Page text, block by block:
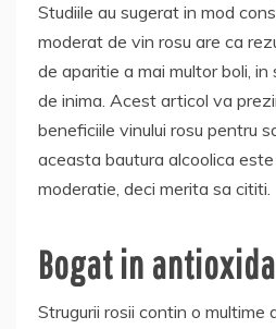
Studiile au sugerat in mod
moderat de vin rosu are ca
de aparitie a mai multor boli,
de inima. Acest articol va
beneficiile vinului rosu pentru
aceasta bautura alcoolica
moderatie, deci merita sa cititi.
Bogat in
Strugurii rosii contin o multime